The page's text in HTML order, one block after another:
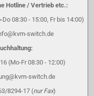
Hotline / Vertrieb etc.:
Do 08:30 - 15:00, Fr bis 14:00)
switch.de
(Mo-Fr 08:30 - 12:00)
switch.de
8294-17 (nur Fax)